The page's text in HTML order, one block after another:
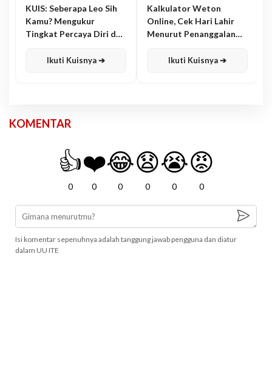
KUIS: Seberapa Leo Sih
Kamu? Mengukur
Tingkat Percaya Diri dan
Ikuti Kuisnya ➔
Kalkulator Weton
Online, Cek Hari Lahir
Menurut Penanggalan
Ikuti Kuisnya ➔
KOMENTAR
👍
0
❤️
0
😂
0
😧
0
😭
0
😡
0
Isi komentar sepenuhnya adalah tanggung jawab pengguna dan diatur
dalam UU ITE